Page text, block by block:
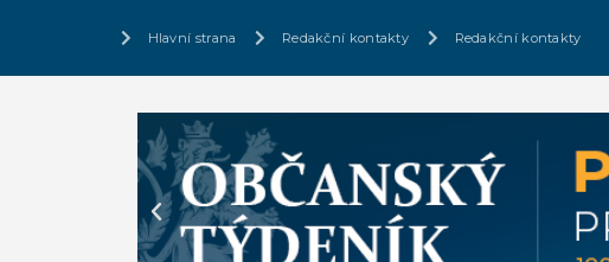
Hlavní strana Redakční kontakty Redakční kontakty